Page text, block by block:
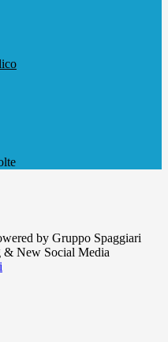
by Gruppo Spaggiari
& New Social Media